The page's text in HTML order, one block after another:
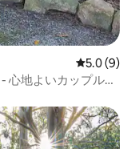
レビュー9
5.0 (9)
心地よいカップル向